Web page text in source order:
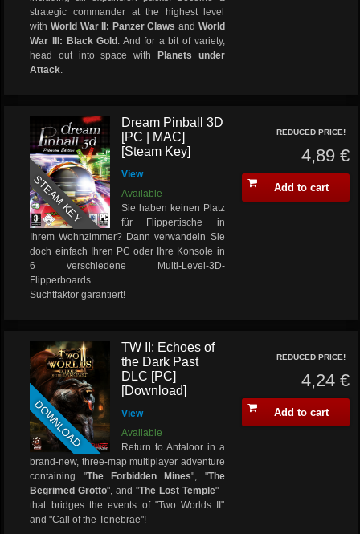
strategic commander at the highest level
withWorld War II: Panzer Claws and World
War III: Black Gold . And for a bit of variety,
head out into space with
Planets under
Attack.
STEAM KEY
Dream Pinball 3D
[PC | MAC]
[Steam Key]
View
Available
Sie haben keinen Platz
für Flippertische in
Ihrem Wohnzimmer? Dann verwandeln Sie
doch einfach Ihren PC oder Ihre Konsole in
6 verschiedene Multi-Level-3D-
Flipperboards.
Suchtfaktor garantiert!
REDUCED PRICE!
4,89 €
Add to cart
DOWNLOAD
TW II: Echoes of
the Dark Past
DLC [PC]
[Download]
View
Available
Return to Antaloor in a
brand-new, three-map multiplayer adventure
containing "The Forbidden Mines", "The
Begrimed Grotto", and "The Lost Temple" -
that bridges the events of "Two Worlds II"
and "Call of the Tenebrae"!
REDUCED PRICE!
4,24 €
Add to cart